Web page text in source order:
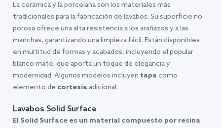
La cerámica y la porcelana son los materiales más
tradicionales para la fabricación de lavabos. Su superficie no
porosa ofrece una alta resistencia a los arañazos y a las
manchas, garantizando una limpieza fácil. Están disponibles
en multitud de formas y acabados, incluyendo el popular
blanco mate, que aporta un toque de elegancia y
modernidad. Algunos modelos incluyen tapa como
elemento de cortesía adicional.
Lavabos Solid Surface
El Solid Surface es un material compuesto por resina